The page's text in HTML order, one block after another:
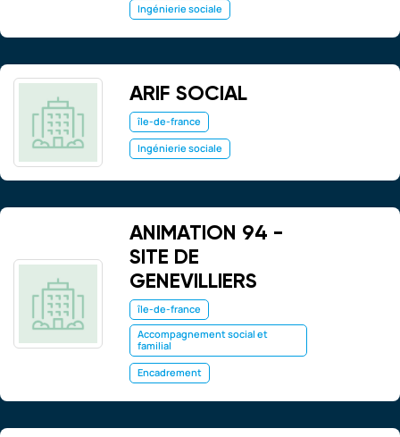
Ingénierie sociale
ARIF SOCIAL
île-de-france
Ingénierie sociale
ANIMATION 94 -
SITE DE
GENEVILLIERS
île-de-france
Accompagnement social et
familial
Encadrement